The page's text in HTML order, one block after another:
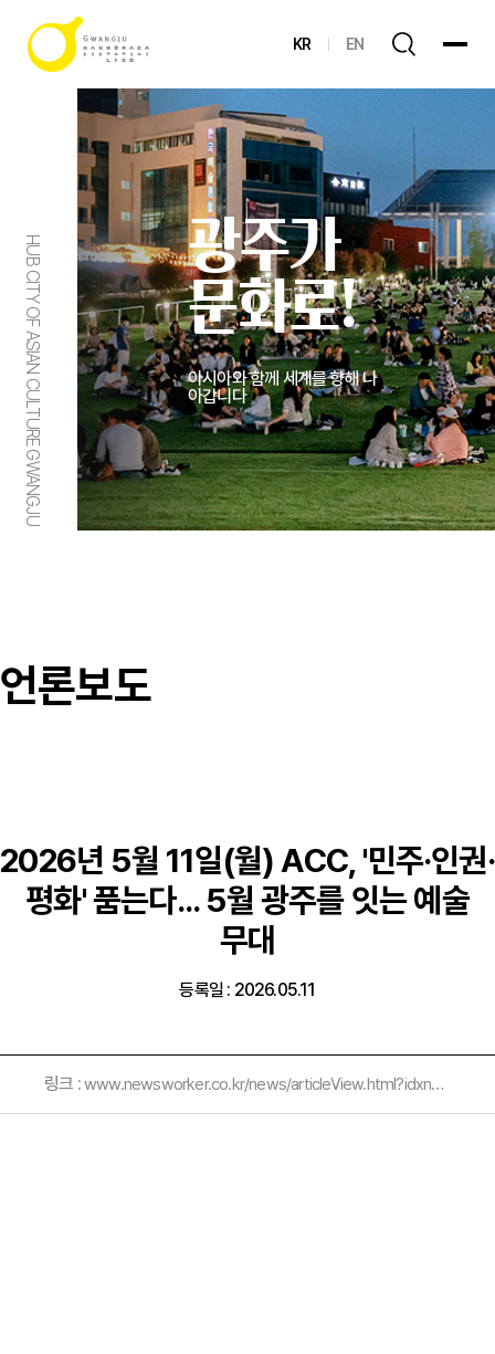
KR EN
HUB CITY OF ASIAN CULTURE GWANGJU
광주가
문화로!
아시아와 함께 세계를 향해 나
아갑니다
언론보도
2026년 5월 11일(월) ACC, '민주·인권·
평화' 품는다... 5월 광주를 잇는 예술
무대
등록일 : 2026.05.11
링크 :www.newsworker.co.kr/news/articleView.html?idxno=425822